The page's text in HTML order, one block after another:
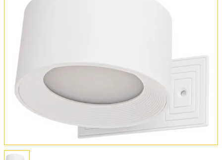
Обмен и возврат
Установка
Отзывы